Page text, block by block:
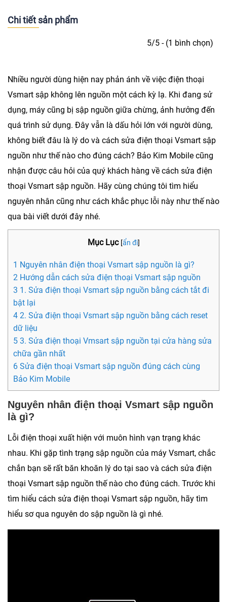
Chi tiết sản phẩm
5/5 - (1 bình chọn)
Nhiều người dùng hiện nay phản ánh về việc điện thoại
Vsmart sập không lên nguồn một cách kỳ lạ. Khi đang sử
dụng, máy cũng bị sập nguồn giữa chừng, ảnh hưởng đến
quá trình sử dụng. Đây vẫn là dấu hỏi lớn với người dùng,
không biết đâu là lý do và cách sửa điện thoại Vsmart sập
nguồn như thế nào cho đúng cách? Bảo Kim Mobile cũng
nhận được câu hỏi của quý khách hàng về cách sửa điện
thoại Vsmart sập nguồn. Hãy cùng chúng tôi tìm hiểu
nguyên nhân cũng như cách khắc phục lỗi này như thế nào
qua bài viết dưới đây nhé.
Mục Lục [ẩn đi]
1 Nguyên nhân điện thoại Vsmart sập nguồn là gì?
2 Hướng dẫn cách sửa điện thoại Vsmart sập nguồn
3 1. Sửa điện thoại Vsmart sập nguồn bằng cách tắt đi
bật lại
4 2. Sửa điện thoại Vsmart sập nguồn bằng cách reset
dữ liệu
5 3. Sửa điện thoại Vmsart sập nguồn tại cửa hàng sửa
chữa gần nhất
6 Sửa điện thoại Vsmart sập nguồn đúng cách cùng
Bảo Kim Mobile
Nguyên nhân điện thoại Vsmart sập nguồn
là gì?
Lỗi điện thoại xuất hiện với muôn hình vạn trạng khác
nhau. Khi gặp tình trạng sập nguồn của máy Vsmart, chắc
chắn bạn sẽ rất băn khoăn lý do tại sao và cách sửa điện
thoại Vsmart sập nguồn thế nào cho đúng cách. Trước khi
tìm hiểu cách sửa điện thoại Vsmart sập nguồn, hãy tìm
hiểu sơ qua nguyên do sập nguồn là gì nhé.